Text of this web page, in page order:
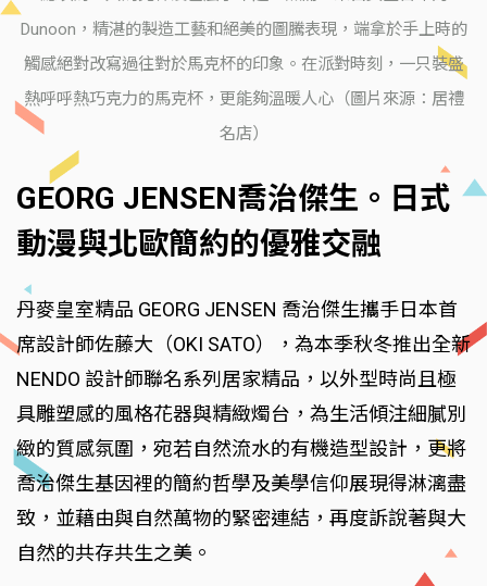
Dunoon，精湛的製造工藝和絕美的圖騰表現，端拿於手上時的
觸感絕對改寫過往對於馬克杯的印象。在派對時刻，一只裝盛
熱呼呼熱巧克力的馬克杯，更能夠溫暖人心（圖片來源：居禮
名店）
GEORG JENSEN喬治傑生。日式
動漫與北歐簡約的優雅交融
丹麥皇室精品 GEORG JENSEN 喬治傑生攜手日本首
席設計師佐藤大（OKI SATO），為本季秋冬推出全新
NENDO 設計師聯名系列居家精品，以外型時尚且極
具雕塑感的風格花器與精緻燭台，為生活傾注細膩別
緻的質感氛圍，宛若自然流水的有機造型設計，更將
喬治傑生基因裡的簡約哲學及美學信仰展現得淋漓盡
致，並藉由與自然萬物的緊密連結，再度訴說著與大
自然的共存共生之美。